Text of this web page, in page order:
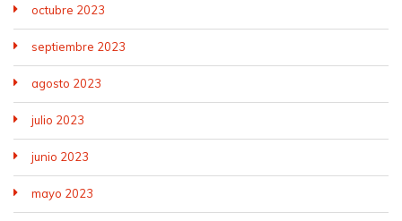
octubre 2023
septiembre 2023
agosto 2023
julio 2023
junio 2023
mayo 2023